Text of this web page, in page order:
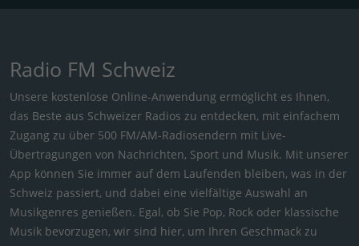
Radio FM Schweiz
Unsere kostenlose Online-Anwendung ermöglicht es Ihnen,
das Beste aus Schweizer Radios zu entdecken, mit einfachem
Zugang zu über 500 FM/AM-Radiosendern mit Live-
Übertragungen von Nachrichten, Sport und Musik. Mit unserer
App können Sie immer auf dem Laufenden bleiben, was in der
Schweiz passiert, und dabei eine vielfältige Auswahl an
Musikgenres genießen. Egal, ob Sie Pop, Rock oder klassische
Musik bevorzugen, wir sind hier, um Ihren Geschmack zu